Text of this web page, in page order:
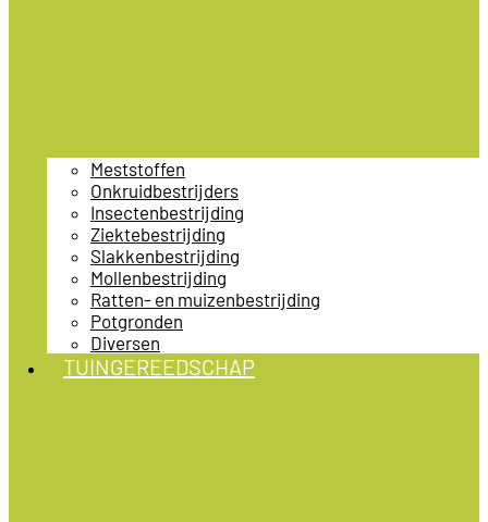
Meststoffen
Onkruidbestrijders
Insectenbestrijding
Ziektebestrijding
Slakkenbestrijding
Mollenbestrijding
Ratten- en muizenbestrijding
Potgronden
Diversen
TUINGEREEDSCHAP